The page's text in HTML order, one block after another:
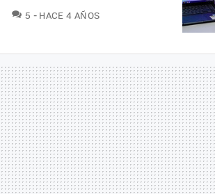
5 COMENTARIOS
HACE 4 AÑOS